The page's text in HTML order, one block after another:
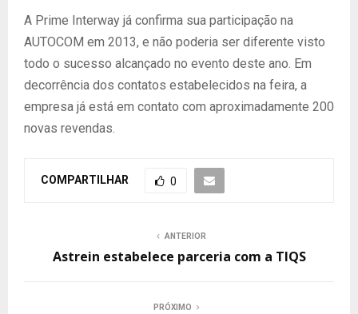
A Prime Interway já confirma sua participação na
AUTOCOM em 2013, e não poderia ser diferente visto
todo o sucesso alcançado no evento deste ano. Em
decorrência dos contatos estabelecidos na feira, a
empresa já está em contato com aproximadamente 200
novas revendas.
COMPARTILHAR 0
ANTERIOR
Astrein estabelece parceria com a TIQS
PRÓXIMO